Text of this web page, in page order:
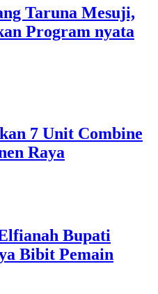
Taruna Mesuji,
Program nyata
7 Unit Combine
Raya
Bupati
Bibit Pemain